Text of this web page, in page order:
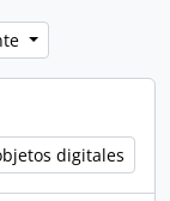
digitales